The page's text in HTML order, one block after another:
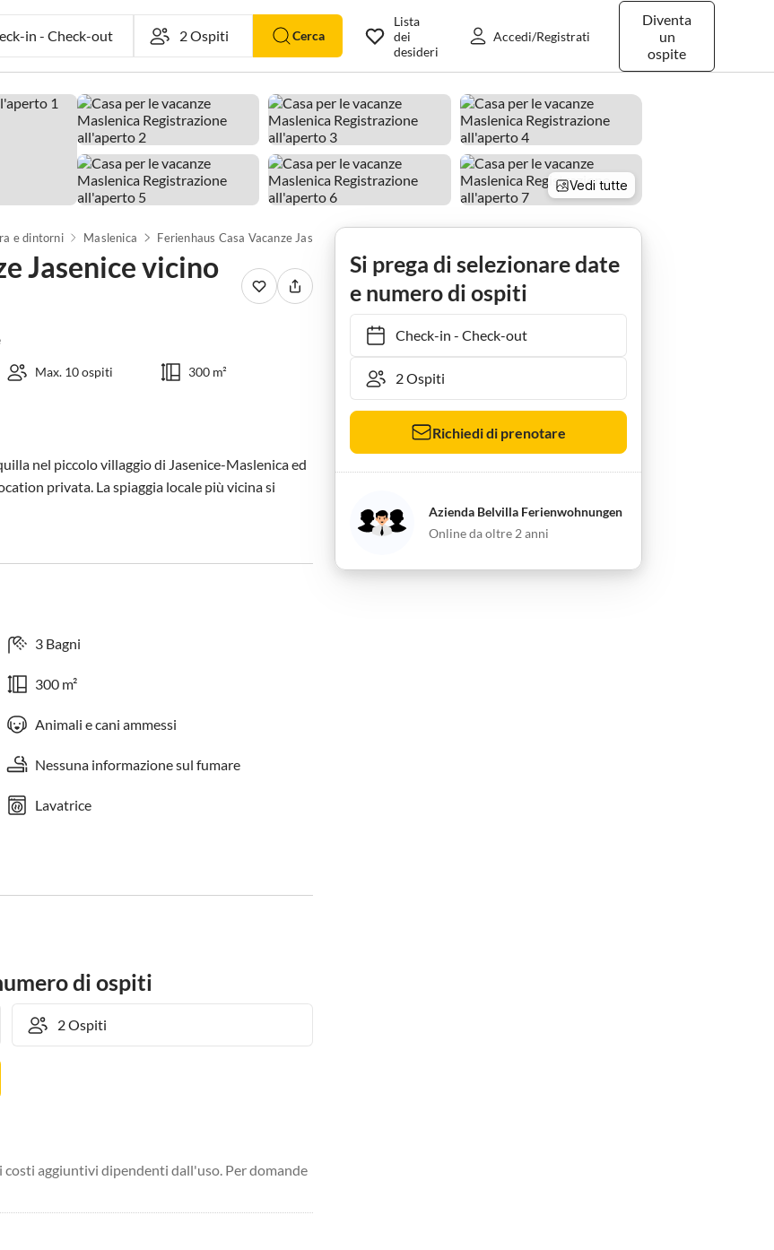
in- Check-out Cerca
Diventa
un
ospite
Lista
dei
desideri
Accedi/Registrati
Vedi tutte
e dintorni Maslenica Ferienhaus Casa Vacanze Jasenice vicino Spiaggia e Piscina
Jasenice vicino
Max. 10 ospiti 300 m²
nel piccolo villaggio di Jasenice-Maslenica ed
privata. La spiaggia locale più vicina si
3 Bagni
300 m²
Animali e cani ammessi
Nessuna informazione sul fumare
Lavatrice
di ospiti
aggiuntivi dipendenti dall'uso. Per domande
Si prega di selezionare date
e numero di ospiti
Check-in- Check-out
Richiedi di prenotare
Azienda Belvilla Ferienwohnungen
Online da oltre 2 anni